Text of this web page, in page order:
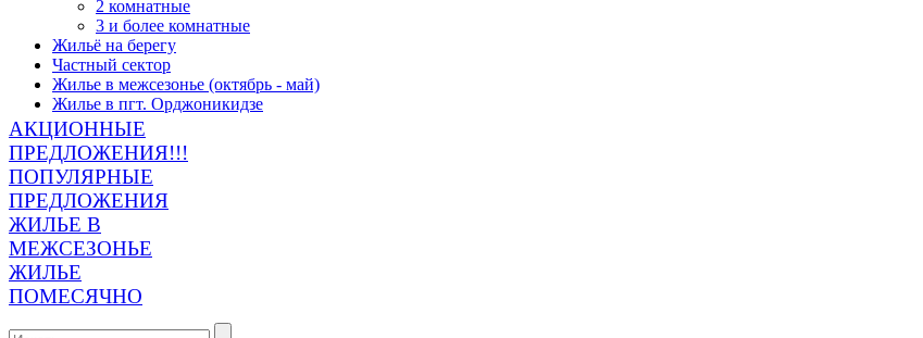
2 комнатные
3 и более комнатные
Жильё на берегу
Частный сектор
Жилье в межсезонье (октябрь - май)
Жилье в пгт. Орджоникидзе
АКЦИОННЫЕ
ПРЕДЛОЖЕНИЯ!!!
ПОПУЛЯРНЫЕ
ПРЕДЛОЖЕНИЯ
ЖИЛЬЕ В
МЕЖСЕЗОНЬЕ
ЖИЛЬЕ
ПОМЕСЯЧНО